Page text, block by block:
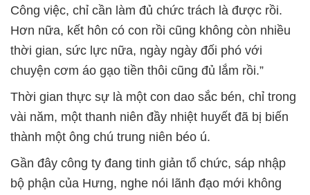
Công việc, chỉ cần làm đủ chức trách là được rồi.
Hơn nữa, kết hôn có con rồi cũng không còn nhiều
thời gian, sức lực nữa, ngày ngày đối phó với
chuyện cơm áo gạo tiền thôi cũng đủ lắm rồi.”
Thời gian thực sự là một con dao sắc bén, chỉ trong
vài năm, một thanh niên đầy nhiệt huyết đã bị biến
thành một ông chú trung niên béo ú.
Gần đây công ty đang tinh giản tổ chức, sáp nhập
bộ phận của Hưng, nghe nói lãnh đạo mới không